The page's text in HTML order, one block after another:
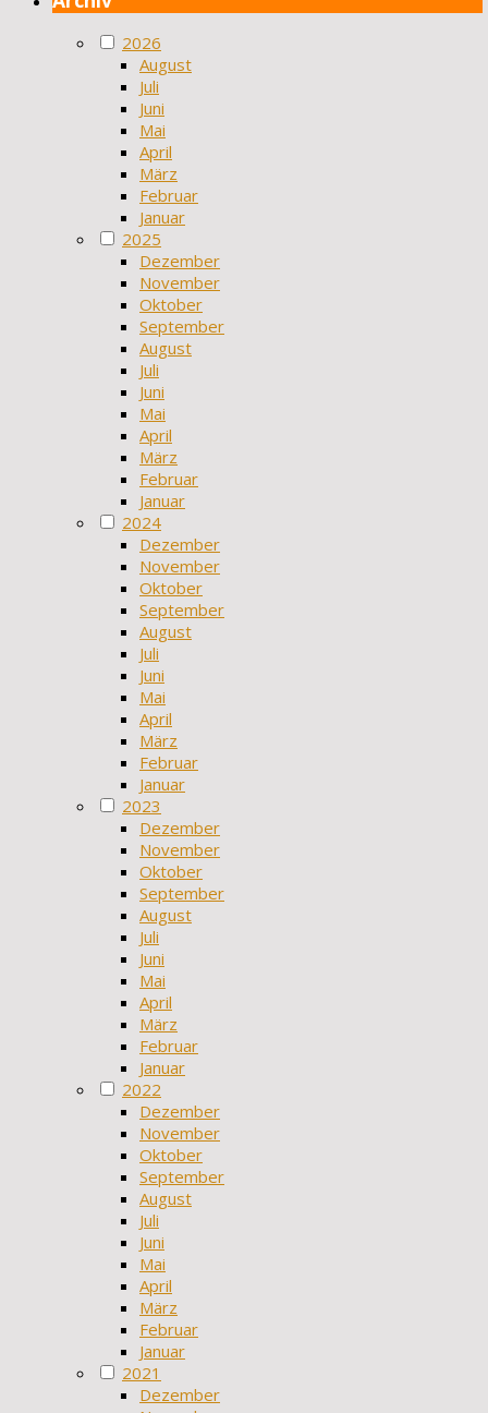
2026
August
Juli
Juni
Mai
April
März
Februar
Januar
2025
Dezember
November
Oktober
September
August
Juli
Juni
Mai
April
März
Februar
Januar
2024
Dezember
November
Oktober
September
August
Juli
Juni
Mai
April
März
Februar
Januar
2023
Dezember
November
Oktober
September
August
Juli
Juni
Mai
April
März
Februar
Januar
2022
Dezember
November
Oktober
September
August
Juli
Juni
Mai
April
März
Februar
Januar
2021
Dezember